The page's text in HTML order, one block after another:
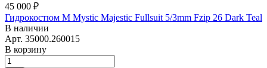
45 000 ₽
Гидрокостюм М Mystic Majestic Fullsuit 5/3mm Fzip 26 Dark Teal
В наличии
Арт. 35000.260015
В корзину